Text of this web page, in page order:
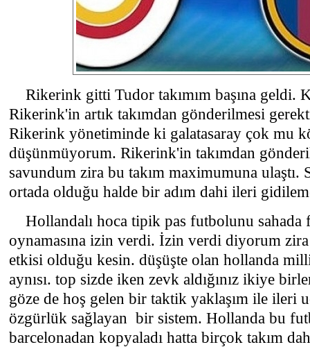
Rikerink gitti Tudor takımım başına geldi.
Rikerink'in artık takımdan gönderilmesi
Rikerink yönetiminde ki galatasaray çok mu
düşünmüyorum. Rikerink'in takımdan
savundum zira bu takım maximumuna ulaştı.
ortada olduğu halde bir adım dahi ileri
Hollandalı hoca tipik pas futbolunu sahada
oynamasına izin verdi. İzin verdi diyorum
etkisi olduğu kesin. düşüşte olan hollanda milli
aynısı. top sizde iken zevk aldığınız ikiye
göze de hoş gelen bir taktik yaklaşım ile ileri
özgürlük sağlayan bir sistem. Hollanda bu
barcelonadan kopyaladı hatta birçok takım